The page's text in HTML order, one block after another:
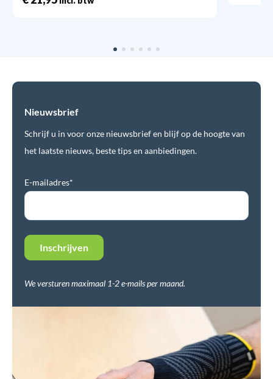
Nieuwsbrief
Schrijf u in voor onze nieuwsbrief en blijf op de hoogte van
het laatste nieuws, beste tips en aanbiedingen.
E-mailadres*
We versturen maximaal 1-2 e-mails per maand.